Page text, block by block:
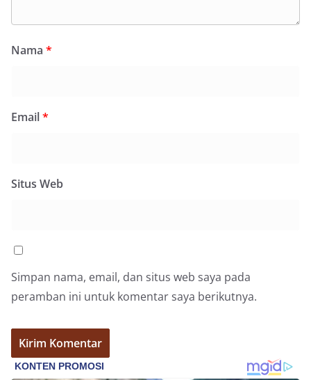
Nama *
Email*
Situs Web
Simpan nama, email, dan situs web saya pada
peramban ini untuk komentar saya berikutnya.